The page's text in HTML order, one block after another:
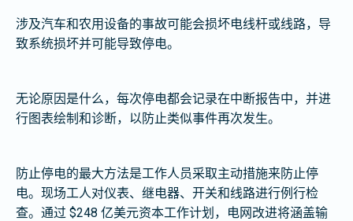
涉及汽车和农用设备的事故可能会损坏电线杆或线路，导
致系统损坏并可能导致停电。
无论原因是什么，每次停电都会记录在中断报告中，并进
行图表绘制和诊断，以防止类似事件再次发生。
防止停电的最大方法是工作人员采取主动措施来防止停
电。现场工人对仪表、继电器、开关和线路进行例行检
查。通过 $248 亿美元资本工作计划，电网改进将涵盖输